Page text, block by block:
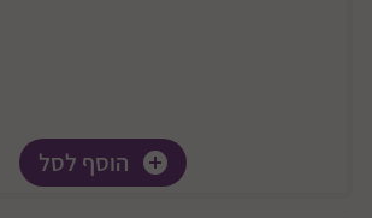
הוסף לסל